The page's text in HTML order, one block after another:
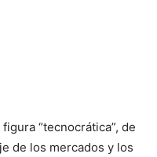
“tecnocrática”, de
de los mercados y los